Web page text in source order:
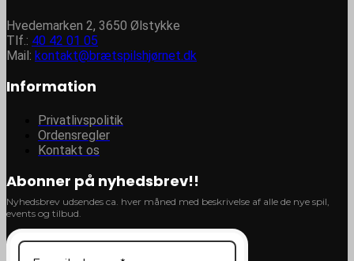
Hvedemarken 2, 3650 Ølstykke
Tlf.: 40 42 01 05
Mail: kontakt@brætspilshjørnet.dk
Information
Privatlivspolitik
Ordensregler
Kontakt os
Abonner på nyhedsbrev!!
Nyhedsbrev udsendes ca. hver måned med beskrivelse af alle de nye spil,
events og tilbud.